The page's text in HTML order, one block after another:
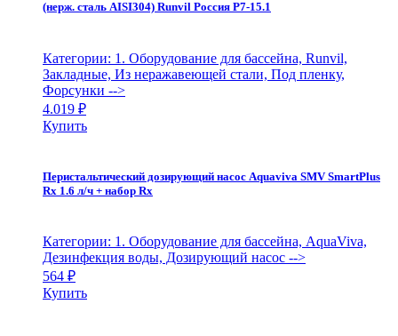
(нерж. сталь AISI304) Runvil Россия Р7-15.1
Категории: 1. Оборудование для бассейна, Runvil,
Закладные, Из неражавеющей стали, Под пленку,
Форсунки -->
4.019 ₽
Купить
Перистальтический дозирующий насос Aquaviva SMV SmartPlus
Rx 1.6 л/ч + набор Rx
Категории: 1. Оборудование для бассейна, AquaViva,
Дезинфекция воды, Дозирующий насос -->
564 ₽
Купить